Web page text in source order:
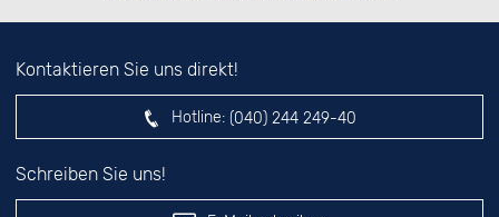
Kontaktieren Sie uns direkt!
Hotline: (040) 244 249-40
Schreiben Sie uns!